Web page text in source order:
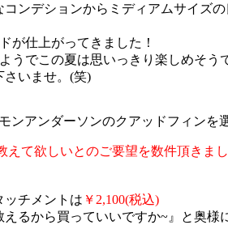
ンデションからミディアムサイズ
が仕上がってきました！
うでこの夏は思いっきり楽しめそう
いませ。(笑)
ンアンダーソンのクアッドフィンを
て欲しいとのご要望を数件頂きま
チメントは ￥2,100(税込)
るから買っていいですか~』と奥様